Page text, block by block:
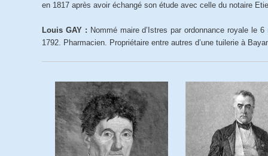
en 1817 après avoir échangé son étude avec celle du notaire
Louis GAY : Nommé maire d’Istres par ordonnance royale le
1792. Pharmacien. Propriétaire entre autres d’une tuilerie à